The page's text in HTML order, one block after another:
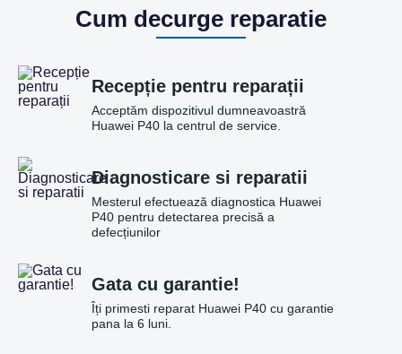
Cum decurge reparatie
Recepție pentru reparații
Acceptăm dispozitivul dumneavoastră
Huawei P40 la centrul de service.
Diagnosticare si reparatii
Mesterul efectuează diagnostica Huawei
P40 pentru detectarea precisă a
defecțiunilor
Gata cu garantie!
Îți primesti reparat Huawei P40 cu garantie
pana la 6 luni.